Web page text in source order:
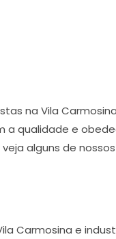
na Vila
a qualidade e
alguns de nossos
Carmosina e